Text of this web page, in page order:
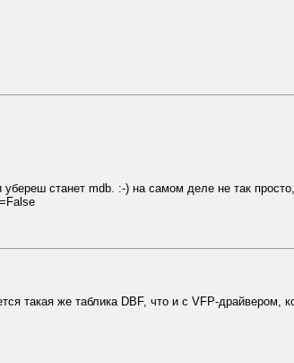
станет mdb. :-) на самом деле не так
такая же таблика DBF, что и с VFP-драйвером,